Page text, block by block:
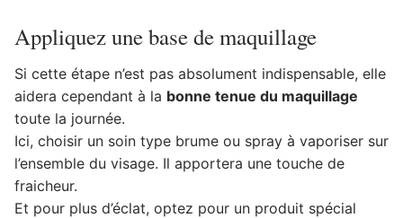
Appliquez une base de maquillage
Si cette étape n’est pas absolument indispensable, elle
aidera cependant à la bonne tenue du maquillage
toute la journée.
Ici, choisir un soin type brume ou spray à vaporiser sur
l’ensemble du visage. Il apportera une touche de
fraicheur.
Et pour plus d’éclat, optez pour un produit spécial